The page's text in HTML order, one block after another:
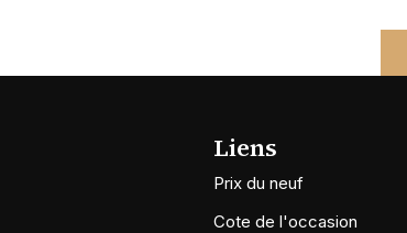
Liens
Prix du neuf
Cote de l'occasion